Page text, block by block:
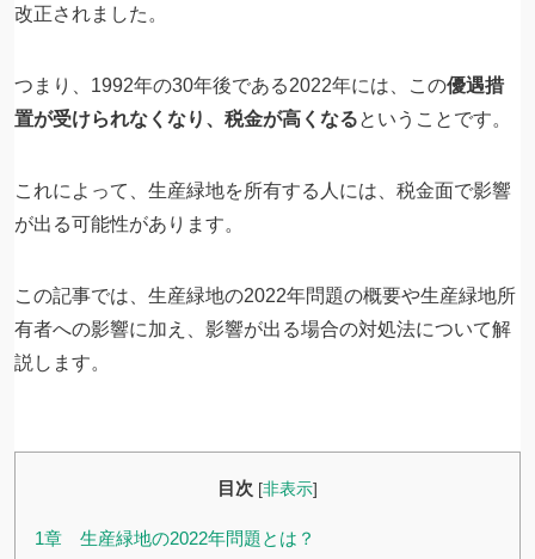
改正されました。
つまり、1992年の30年後である2022年には、この優遇措
置が受けられなくなり、税金が高くなるということです。
これによって、生産緑地を所有する人には、税金面で影響
が出る可能性があります。
この記事では、生産緑地の2022年問題の概要や生産緑地所
有者への影響に加え、影響が出る場合の対処法について解
説します。
目次 [非表示]
1章 生産緑地の2022年問題とは？